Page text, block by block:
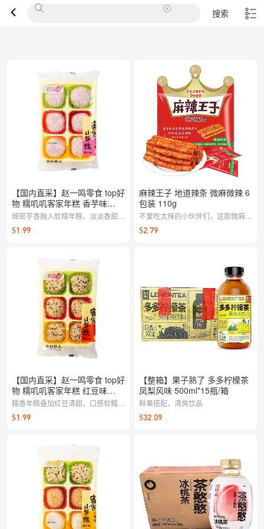
搜索
【国内直采】赵一鸣零食 top好
物 糯叽叽客家年糕 香芋味
200g
绵密芋香融入软糯年糕，淡淡香甜、
细腻顺口；作为点心或小食都很贴
心。
$1.99
【国内直采】赵一鸣零食 top好
物 糯叽叽客家年糕 红豆味
200g
糯香年糕叠加红豆清甜，口感软糯细
腻，甜而不腻，一口一块，暖心又满
足。
$1.99
麻辣王子 地道辣条 微麻微辣 6
包装 110g
不爱吃太辣的小伙伴们，这款微麻微
辣的地道辣条可不要错过！口感Q
弹，香辣可口
$2.79
【整箱】果子熟了 多多柠檬茶
凤梨风味 500ml*15瓶/箱
鲜果搭配，清爽饮品
$32.09